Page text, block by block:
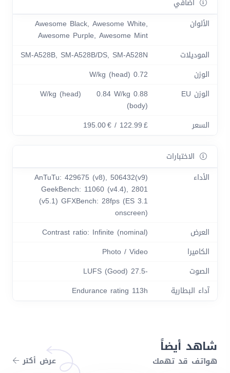
اضافي
الألوان
Awesome Black, Awesome White,
Awesome Purple, Awesome Mint
الموديلات
SM-A528B, SM-A528B/DS, SM-A528N
الوزن
0.72 W/kg (head)
الوزن EU
0.88 W/kg (head) 0.84 W/kg
(body)
السعر
£ 122.99 / € 195.00
الاختبارات
الأداء
AnTuTu: 429675 (v8), 506432(v9)
GeekBench: 11060 (v4.4), 2801
(v5.1) GFXBench: 28fps (ES 3.1
onscreen)
العرض
Contrast ratio: Infinite (nominal)
الكاميرا
Photo / Video
الصوت
-27.5 LUFS (Good)
آداء البطارية
Endurance rating 113h
شاهد أيضاً
هواتف قد تهمك عرض أكتر